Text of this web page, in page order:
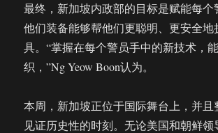
最终，新加坡内政部的目标是赋能每个
他们装备能够帮他们更聪明、更安全地
具。“掌握在每个警员手中的新技术，
织，”Ng Yeow Boon认为。
本周，新加坡正位于国际舞台上，并且
见证历史性的时刻。无论美国和朝鲜